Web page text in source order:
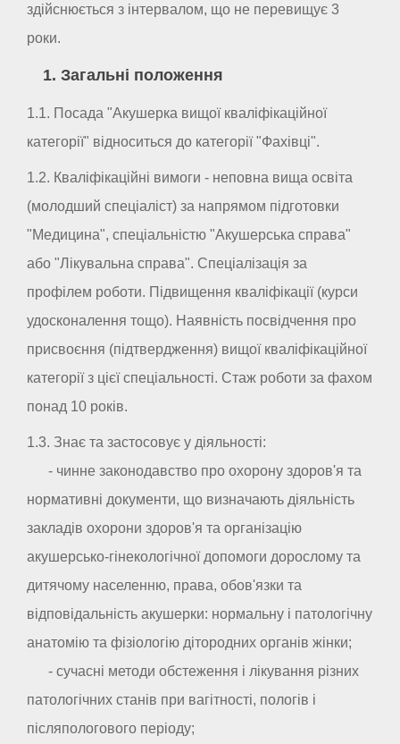
здійснюється з інтервалом, що не перевищує 3
роки.
1. Загальні положення
1.1. Посада "Акушерка вищої кваліфікаційної
категорії" відноситься до категорії "Фахівці".
1.2. Кваліфікаційні вимоги - неповна вища освіта
(молодший спеціаліст) за напрямом підготовки
"Медицина", спеціальністю "Акушерська справа"
або "Лікувальна справа". Спеціалізація за
профілем роботи. Підвищення кваліфікації (курси
удосконалення тощо). Наявність посвідчення про
присвоєння (підтвердження) вищої кваліфікаційної
категорії з цієї спеціальності. Стаж роботи за фахом
понад 10 років.
1.3. Знає та застосовує у діяльності:
- чинне законодавство про охорону здоров'я та
нормативні документи, що визначають діяльність
закладів охорони здоров'я та організацію
акушерсько-гінекологічної допомоги дорослому та
дитячому населенню, права, обов'язки та
відповідальність акушерки: нормальну і патологічну
анатомію та фізіологію дітородних органів жінки;
- сучасні методи обстеження і лікування різних
патологічних станів при вагітності, пологів і
післяпологового періоду;